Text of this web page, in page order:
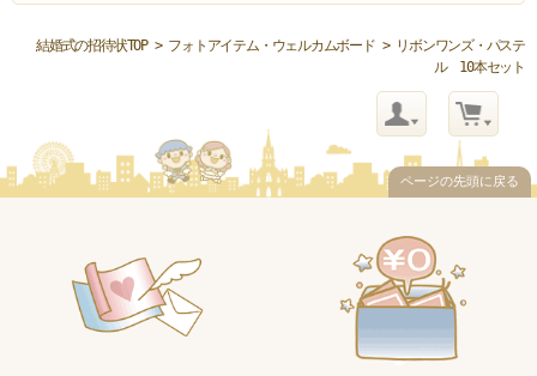
結婚式の招待状TOP> フォトアイテム・ウェルカムボード> リボンワンズ・パステ
ル 10本セット
ページの先頭に戻る